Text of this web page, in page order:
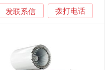
发联系信 拨打电话